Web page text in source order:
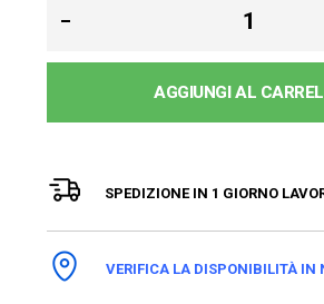
AGGIUNGI AL
SPEDIZIONE IN 1 GIORNO
VERIFICA LA DISPONIBILITÀ IN